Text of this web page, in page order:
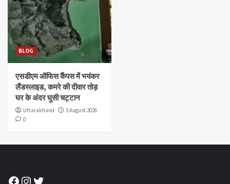
BLOG
एसडीएम ऑफिस कैंपस में भयंकर
लैंडस्लाइड, कमरे की दीवार तोड़
घर के अंदर घुसी चट्टान
Uttarakhand
5 August 2026
0
Facebook
Instagram
Twitter